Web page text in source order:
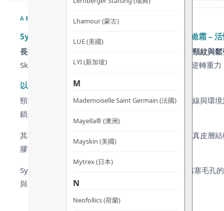
Lhamour (蒙古)
LUE (美國)
LYI (新加坡)
M
Mademoiselle Saint Germain (法國)
Mayella® (澳洲)
Mayskin (美國)
Mytrex (日本)
N
Neofollics (荷蘭)
ABOUT
Synergie Skin ElasTense Neck Cream 彈力緊緻霜 –
長期低頭使用電子產品或忽略頸部防曬，是否讓您的頸紋與
Skin ElasTense 專為這片脆弱區域研發，以仿生科技逆轉重
以細胞仿生科技喚醒彈力蛋白，對抗地心引力
頸部是身體最容易暴露年齡的部位，長期暴露於紫外線與環
鎖定「功能性彈力蛋白」的再生，而非僅僅補水。
其核心「提升緊緻四肽」能模擬自然修復機制，重建真皮層
膠原纖維，平滑皺紋，展現如絲綢般的緊緻觸感。
Synergie Skin 堅持 Clean Science 理念，配方不含堵塞毛
與胸部提供全方位的逆齡護理。